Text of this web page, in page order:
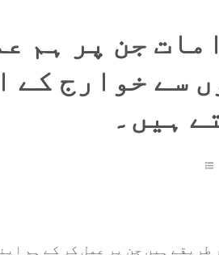
جن پر ہم
سے خوارج کے
ہیں۔
طریقے ہیں جن پر عمل کر کے ہم